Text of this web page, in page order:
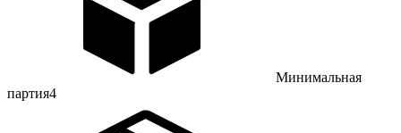
Минимальная
партия4